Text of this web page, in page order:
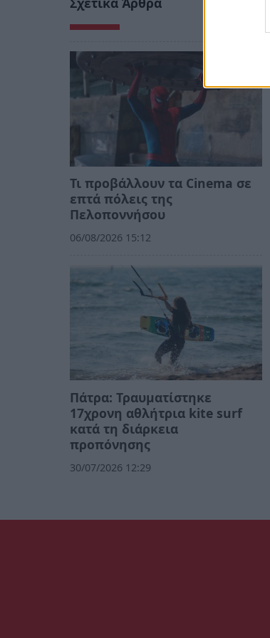
Τι προβάλλουν τα Cinema σε
επτά πόλεις της
Πελοποννήσου
06/08/2026 15:12
Πάτρα: Τραυματίστηκε
17χρονη αθλήτρια kite surf
κατά τη διάρκεια
προπόνησης
30/07/2026 12:29